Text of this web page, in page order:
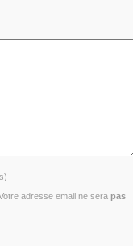
adresse email ne serapas